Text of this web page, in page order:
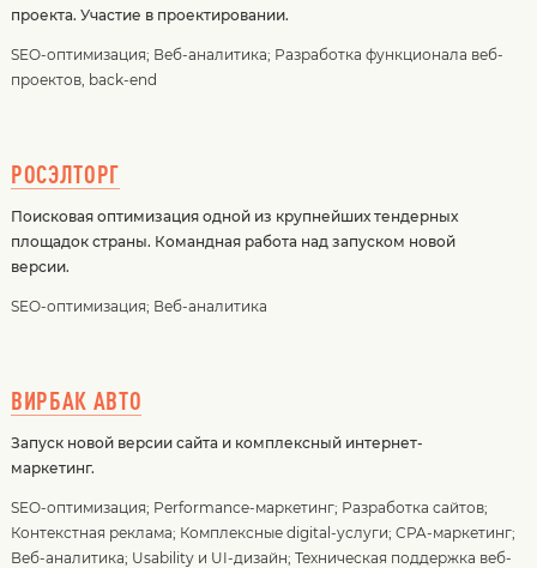
проекта. Участие в проектировании.
SEO-оптимизация; Веб-аналитика; Разработка функционала веб-
проектов, back-end
РОСЭЛТОРГ
Поисковая оптимизация одной из крупнейших тендерных
площадок страны. Командная работа над запуском новой
версии.
SEO-оптимизация; Веб-аналитика
ВИРБАК АВТО
Запуск новой версии сайта и комплексный интернет-
маркетинг.
SEO-оптимизация; Performance-маркетинг; Разработка сайтов;
Контекстная реклама; Комплексные digital-услуги; CPA-маркетинг;
Веб-аналитика; Usability и UI-дизайн; Техническая поддержка веб-